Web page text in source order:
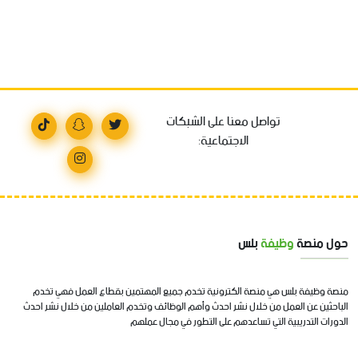
تواصل معنا على الشبكات
الاجتماعية:
حول منصةوظيفةبلس
منصة وظيفة بلس هي منصة الكترونية تخدم جميع المهتمين بقطاع العمل فهي تخدم
الباحثين عن العمل من خلال نشر احدث وأهم الوظائف وتخدم العاملين من خلال نشر احدث
الدورات التدريبية التي تساعدهم على التطور في مجال عملهم